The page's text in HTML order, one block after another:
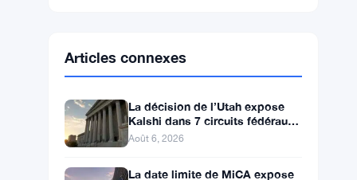
SolanaSOL $73.1811 ▼ -0.88%
XRPXRP $1.0446